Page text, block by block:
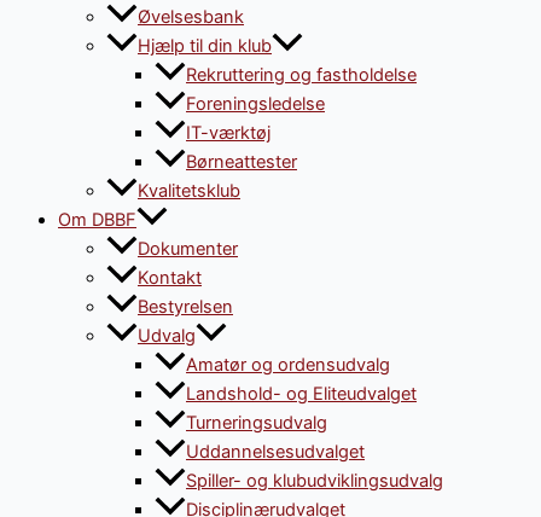
Øvelsesbank
Hjælp til din klub
Rekruttering og fastholdelse
Foreningsledelse
IT-værktøj
Børneattester
Kvalitetsklub
Om DBBF
Dokumenter
Kontakt
Bestyrelsen
Udvalg
Amatør og ordensudvalg
Landshold- og Eliteudvalget
Turneringsudvalg
Uddannelsesudvalget
Spiller- og klubudviklingsudvalg
Disciplinærudvalget